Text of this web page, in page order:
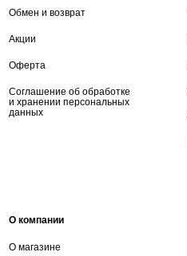
Обмен и возврат
Акции
Оферта
Соглашение об обработке
и хранении персональных
данных
О компании
О магазине